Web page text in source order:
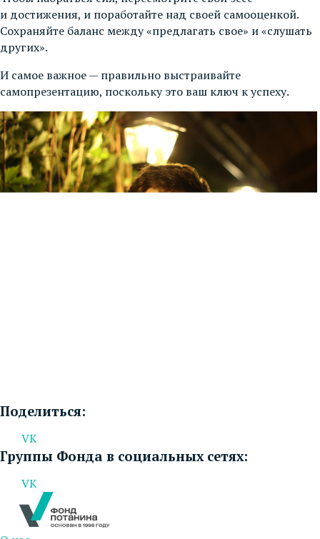
и достижения, и поработайте над своей самооценкой.
Сохраняйте баланс между «предлагать свое» и «слушать
других».
И самое важное — правильно выстраивайте
самопрезентацию, поскольку это ваш ключ к успеху.
Поделиться:
VK
Группы Фонда в социальных сетях:
VK